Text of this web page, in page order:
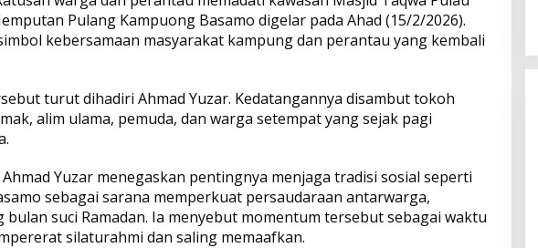
a
n
M
e
l
R
a
m
a
n
y
i
k
r
Pulang Kampuong Basamo digelar pada Ahad (15/2/2026).
kebersamaan masyarakat kampung dan perantau yang kembali
turut dihadiri Ahmad Yuzar. Kedatangannya disambut tokoh
alim ulama, pemuda, dan warga setempat yang sejak pagi
Yuzar menegaskan pentingnya menjaga tradisi sosial seperti
sebagai sarana memperkuat persaudaraan antarwarga,
bulan suci Ramadan. Ia menyebut momentum tersebut sebagai waktu
silaturahmi dan saling memaafkan.
Menyentuh Kebutuhan Dasar
2026